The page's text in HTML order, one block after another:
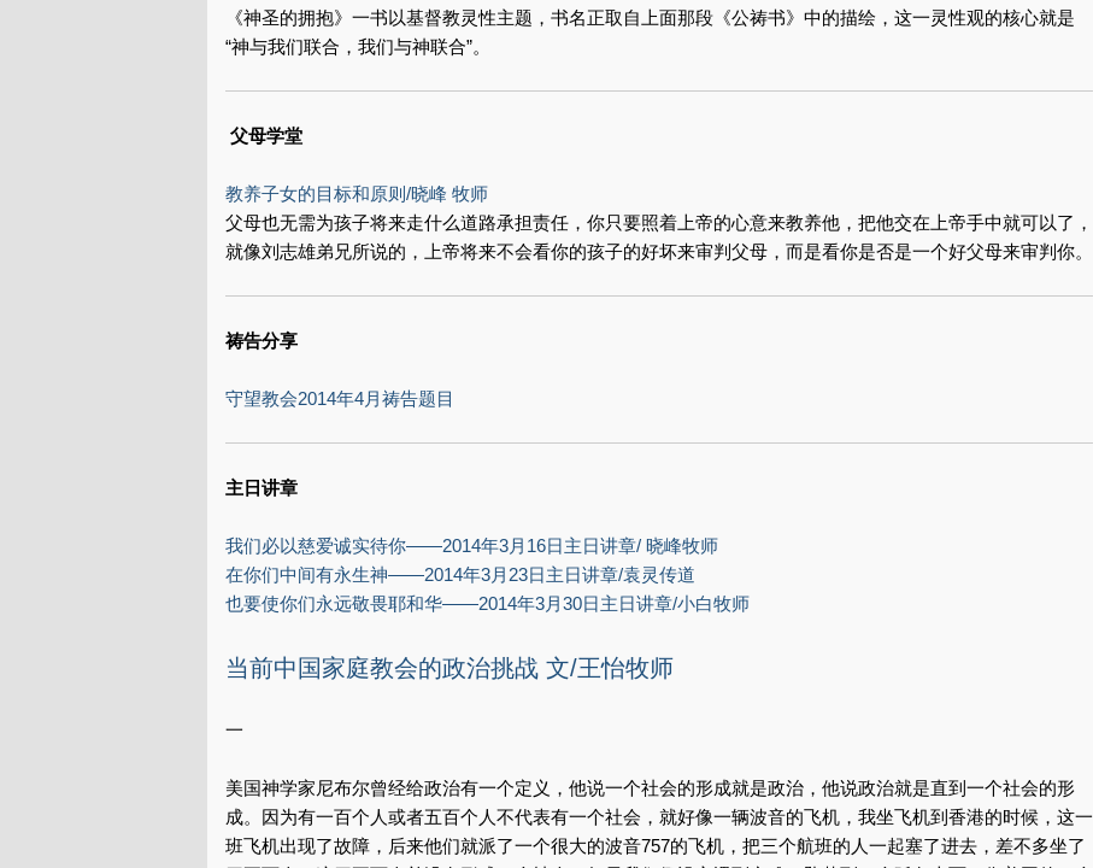
《神圣的拥抱》一书以基督教灵性主题，书名正取自上面那段《公祷书》中的描绘，这一灵性观的核心就是
“神与我们联合，我们与神联合”。
父母学堂
教养子女的目标和原则/晓峰 牧师
父母也无需为孩子将来走什么道路承担责任，你只要照着上帝的心意来教养他，把他交在上帝手中就可以了，
就像刘志雄弟兄所说的，上帝将来不会看你的孩子的好坏来审判父母，而是看你是否是一个好父母来审判你。
祷告分享
守望教会2014年4月祷告题目
主日讲章
我们必以慈爱诚实待你——2014年3月16日主日讲章/ 晓峰牧师
在你们中间有永生神——2014年3月23日主日讲章/袁灵传道
也要使你们永远敬畏耶和华——2014年3月30日主日讲章/小白牧师
当前中国家庭教会的政治挑战 文/王怡牧师
一
美国神学家尼布尔曾经给政治有一个定义，他说一个社会的形成就是政治，他说政治就是直到一个社会的形
成。因为有一百个人或者五百个人不代表有一个社会，就好像一辆波音的飞机，我坐飞机到香港的时候，这一
班飞机出现了故障，后来他们就派了一个很大的波音757的飞机，把三个航班的人一起塞了进去，差不多坐了